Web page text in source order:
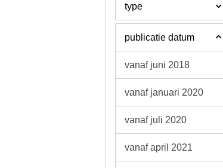
type
publicatie datum
vanaf juni 2018
vanaf januari 2020
vanaf juli 2020
vanaf april 2021